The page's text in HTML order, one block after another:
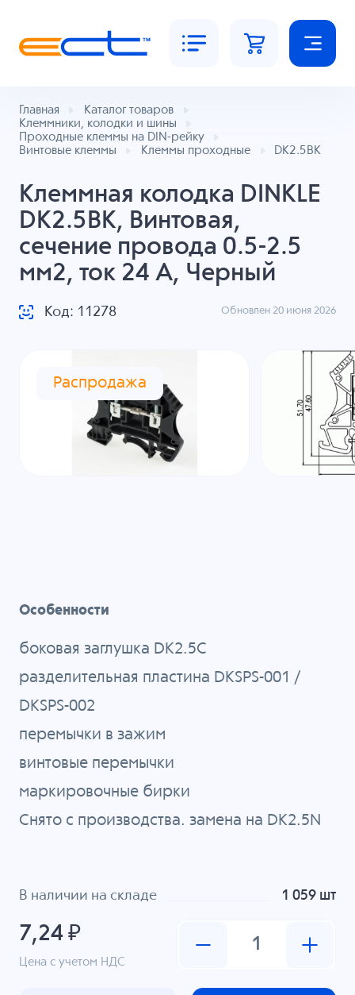
Главная
Каталог товаров
Клеммники, колодки и шины
Проходные клеммы на DIN-рейку
Винтовые клеммы
Клеммы проходные DK2.5BK
Клеммная колодка DINKLE
DK2.5BK, Винтовая,
сечение провода 0.5-2.5
мм2, ток 24 A, Черный
Код: 11278 Обновлен 20 июня 2026
Распродажа
Особенности
боковая заглушка DK2.5C
разделительная пластина DKSPS-001 /
DKSPS-002
перемычки в зажим
винтовые перемычки
маркировочные бирки
Снято с производства. замена на DK2.5N
В наличии на складе 1 059 шт
7,24 ₽
Цена с учетом НДС